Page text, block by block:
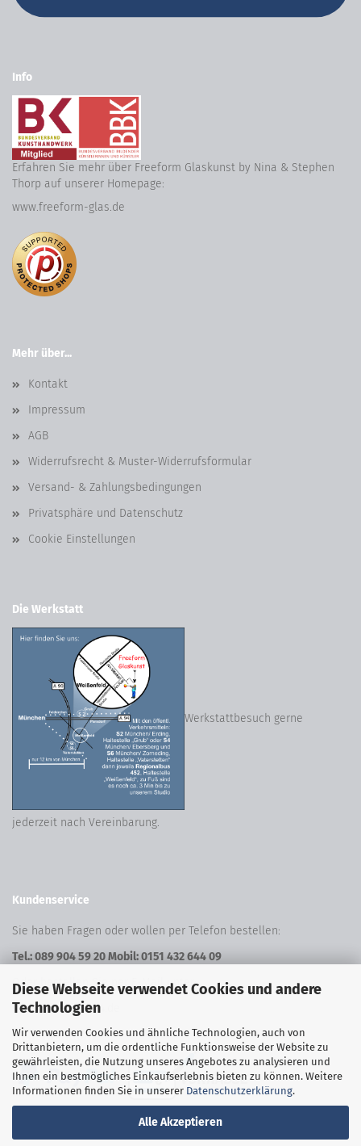
Diese Webseite verwendet Cookies und andere
Technologien
Wir verwenden Cookies und ähnliche Technologien, auch von
Drittanbietern, um die ordentliche Funktionsweise der Website zu
gewährleisten, die Nutzung unseres Angebotes zu analysieren und
Ihnen ein bestmögliches Einkaufserlebnis bieten zu können. Weitere
Informationen finden Sie in unserer Datenschutzerklärung.
Alle Akzeptieren
Info
Erfahren Sie mehr über Freeform Glaskunst by Nina & Stephen
Thorp auf unserer Homepage:
www.freeform-glas.de
Mehr über...
Kontakt
Impressum
AGB
Widerrufsrecht & Muster-Widerrufsformular
Versand- & Zahlungsbedingungen
Privatsphäre und Datenschutz
Cookie Einstellungen
Die Werkstatt
Werkstattbesuch gerne
jederzeit nach Vereinbarung.
Kundenservice
Sie haben Fragen oder wollen per Telefon bestellen:
Tel.: 089 904 59 20 Mobil: 0151 432 644 09
Oder bestellen Sie per E-Mail unter:
shop@freeform24.de
Sicher Zahlen